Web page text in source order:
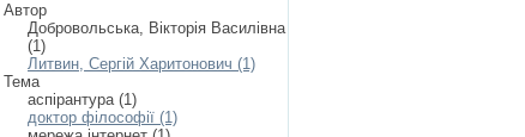
Автор
Добровольська, Вікторія Василівна
(1)
Литвин, Сергій Харитонович (1)
Тема
аспірантура (1)
доктор філософії (1)